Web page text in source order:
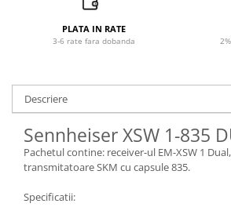
Microfoane wireless si sisteme
Stative de microfon
Studio si inregistrari
Accesorii de rack
Accesorii echipamente de studio
Clape MIDI
Controllere MIDI - USB DAW
Controllere monitoare de studio
Convertoare AD/DA
PLATA IN RATE
3-6 rate fara dobanda
Descriere
Sennheiser XSW 1-835
Pachetul contine: receiver-ul EM-XSW 1
transmitatoare SKM cu capsule 835.
Specificatii: